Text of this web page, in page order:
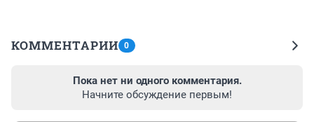
КОММЕНТАРИИ 0
Пока нет ни одного комментария.
Начните обсуждение первым!